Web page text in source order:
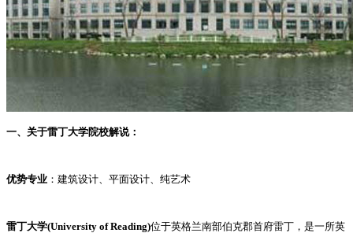
一、关于雷丁大学院校解说：
优势专业 ：建筑设计、平面设计、纯艺术
雷丁大学(University of Reading)位于英格兰南部伯克郡首府雷丁，是一所英